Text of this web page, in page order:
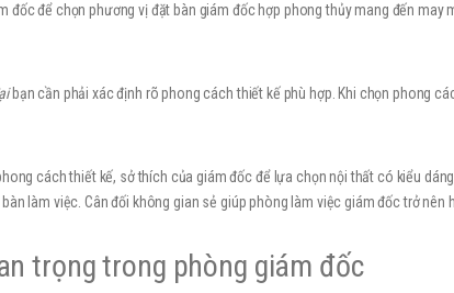
đốc để chọn phương vị đặt bàn giám đốc hợp phong thủy mang đến
bạn cần phải xác định rõ phong cách thiết kế phù hợp. Khi chọn phong
cách thiết kế, sở thích của giám đốc để lựa chọn nội thất có kiểu
làm việc. Cân đối không gian sẻ giúp phòng làm việc giám đốc trở nên
trọng trong phòng giám đốc